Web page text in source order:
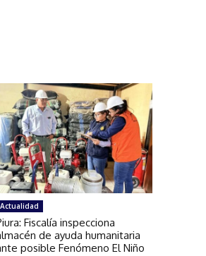
Actualidad
Fiscalía inspecciona
de ayuda humanitaria
posible Fenómeno El Niño